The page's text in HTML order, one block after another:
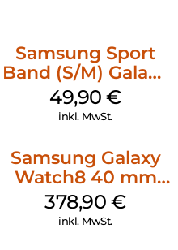
Samsung Sport
Band (S/M) Galaxy
Watch8/Watch8
Classic White
49,90€
inkl. MwSt.
Samsung Galaxy
Watch8 40 mm
Graphite
378,90€
inkl. MwSt.